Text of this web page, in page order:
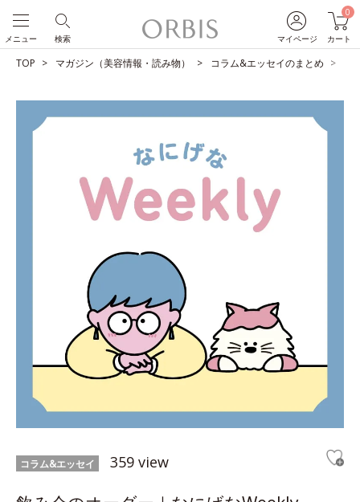
マイページ
0
カート
検索
メニュー
TOP マガジン（美容情報・読み物） コラム&エッセイのまとめ
コラム&エッセイ 359 view